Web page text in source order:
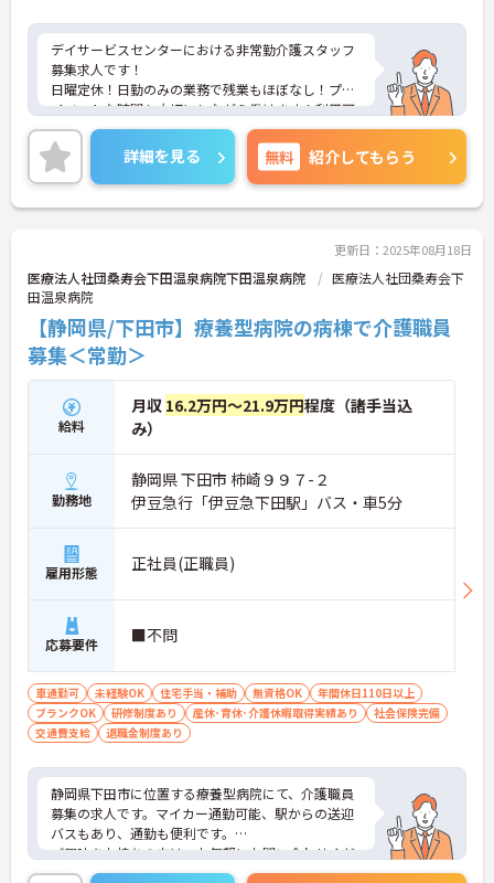
デイサービスセンターにおける非常勤介護スタッフ
募集求人です！
日曜定休！日勤のみの業務で残業もほぼなし！プラ
イベートな時間も大切にしながら働けます！利用可
能な託児所もあり子育て中の方も安心！
ご興味ある方には、面接のポイントなど、さらに詳
細をお話致しますのでお気軽にご相談ください。
詳細を見る 無料 紹介してもらう
更新日：2025年08月18日
医療法人社団桑寿会下田温泉病院下田温泉病院
医療法人社団桑寿会下
田温泉病院
【静岡県/下田市】療養型病院の病棟で介護職員
募集＜常勤＞
給料
月収 16.2万円～21.9万円程度（諸手当込
み）
勤務地
静岡県 下田市 柿崎９９７-２
伊豆急行「伊豆急下田駅」バス・車5分
雇用形態 正社員(正職員)
応募要件 ■不問
車通勤可 未経験OK 住宅手当・補助 無資格OK
年間休日110日以上
ブランクOK
研修制度あり 産休･育休･介護休暇取得実績あり
社会保険完備
交通費支給
退職金制度あり
静岡県下田市に位置する療養型病院にて、介護職員
募集の求人です。マイカー通勤可能、駅からの送迎
バスもあり、通勤も便利です。
ご興味をお持ちの方は、お気軽にお問い合わせくだ
さい。